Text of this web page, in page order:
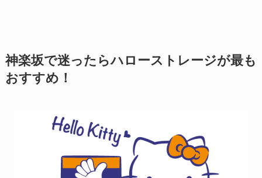
神楽坂で迷ったらハローストレージが最も
おすすめ！